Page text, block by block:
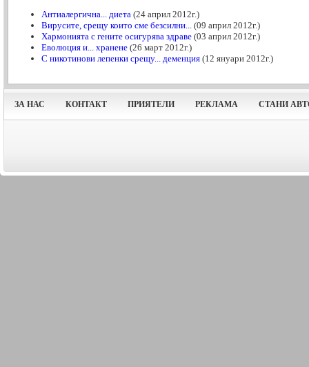
Антиалергична... диета (24 април 2012г.)
Вирусите, срещу които сме безсилни... (09 април 2012г.)
Хармонията с гените осигурява здраве (03 април 2012г.)
Еволюция и... хранене (26 март 2012г.)
С никотинови лепенки срещу... деменция (12 януари 2012г.)
ЗА НАС КОНТАКТ ПРИЯТЕЛИ РЕКЛАМА СТАНИ